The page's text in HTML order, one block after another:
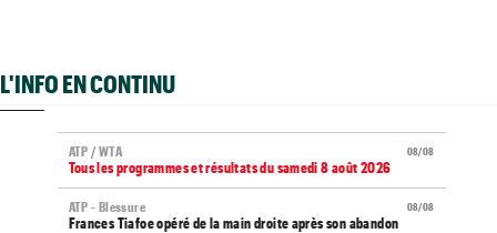
L'INFO EN CONTINU
08/08
ATP / WTA
Tous les programmes et résultats du samedi 8 août 2026
08/08
ATP - Blessure
Frances Tiafoe opéré de la main droite après son abandon